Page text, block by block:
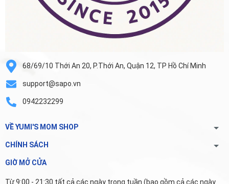
68/69/10 Thới An 20, P.Thới An, Quận 12, TP Hồ Chí Minh
support@sapo.vn
0942232299
VỀ YUMI'S MOM SHOP
CHÍNH SÁCH
GIỜ MỞ CỬA
Từ 9:00 - 21:30 tất cả các ngày trong tuần (bao gồm cả các ngày